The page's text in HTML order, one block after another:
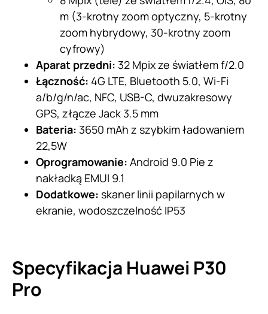
m (3-krotny zoom optyczny, 5-krotny
zoom hybrydowy, 30-krotny zoom
cyfrowy)
Aparat przedni: 32 Mpix ze światłem f/2.0
Łączność: 4G LTE, Bluetooth 5.0, Wi-Fi
a/b/g/n/ac, NFC, USB-C, dwuzakresowy
GPS, złącze Jack 3.5 mm
Bateria: 3650 mAh z szybkim ładowaniem
22,5W
Oprogramowanie: Android 9.0 Pie z
nakładką EMUI 9.1
Dodatkowe: skaner linii papilarnych w
ekranie, wodoszczelność IP53
Specyfikacja Huawei P30
Pro